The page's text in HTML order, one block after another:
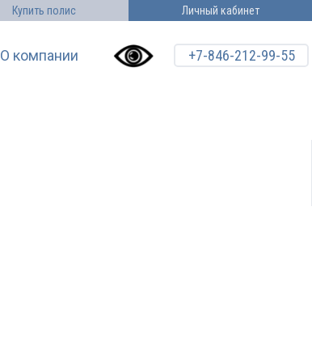
Купить полис Личный кабинет
О компании +7-846-212-99-55